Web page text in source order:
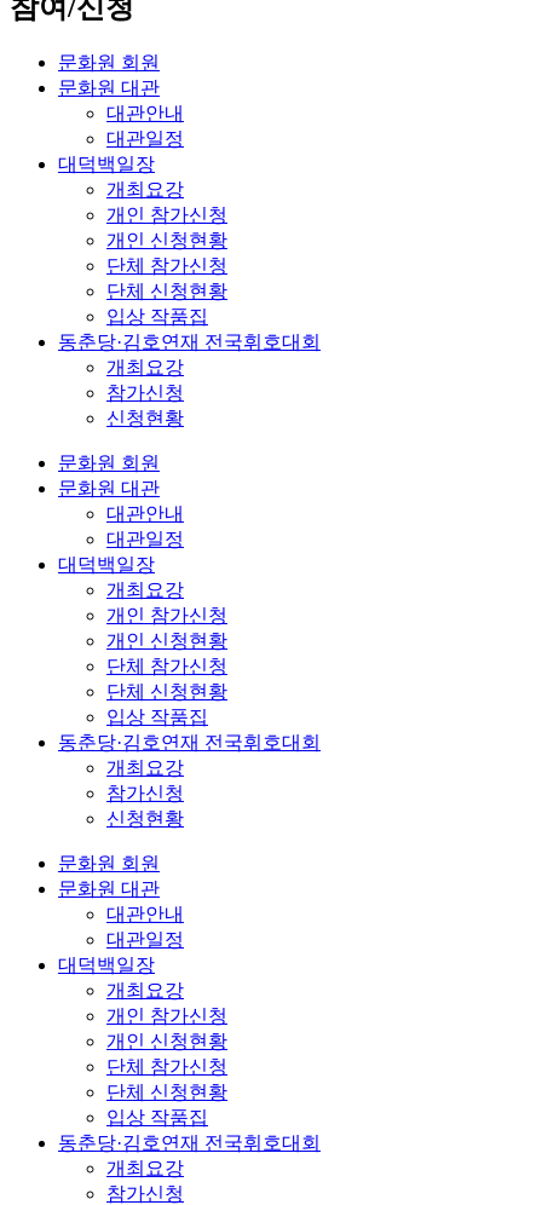
참여/신청
문화원 회원
문화원 대관
대관안내
대관일정
대덕백일장
개최요강
개인 참가신청
개인 신청현황
단체 참가신청
단체 신청현황
입상 작품집
동춘당·김호연재 전국휘호대회
개최요강
참가신청
신청현황
문화원 회원
문화원 대관
대관안내
대관일정
대덕백일장
개최요강
개인 참가신청
개인 신청현황
단체 참가신청
단체 신청현황
입상 작품집
동춘당·김호연재 전국휘호대회
개최요강
참가신청
신청현황
문화원 회원
문화원 대관
대관안내
대관일정
대덕백일장
개최요강
개인 참가신청
개인 신청현황
단체 참가신청
단체 신청현황
입상 작품집
동춘당·김호연재 전국휘호대회
개최요강
참가신청